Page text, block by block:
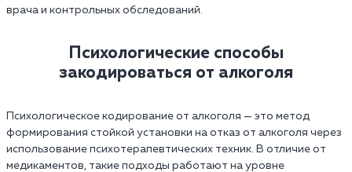
врача и контрольных обследований.
Психологические способы
закодироваться от алкоголя
Психологическое кодирование от алкоголя — это метод
формирования стойкой установки на отказ от алкоголя через
использование психотерапевтических техник. В отличие от
медикаментов, такие подходы работают на уровне